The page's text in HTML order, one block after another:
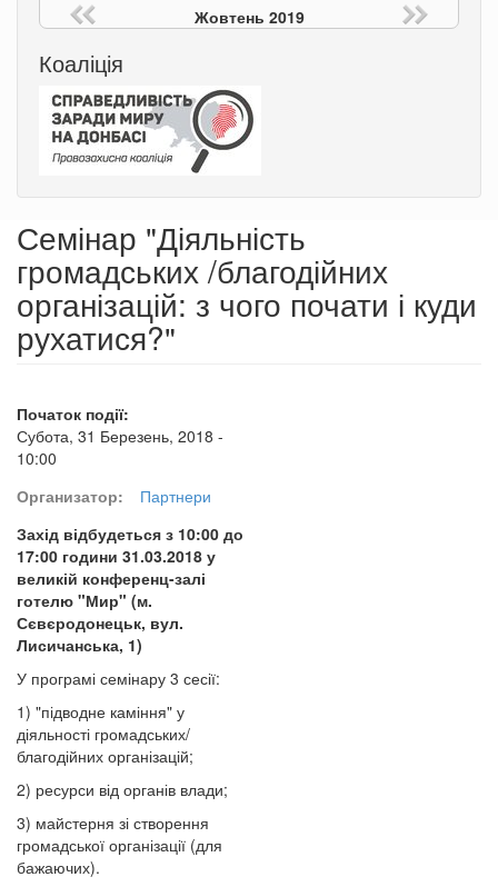
Жовтень 2019
Коаліція
Семінар "Діяльність
громадських /благодійних
організацій: з чого почати і куди
рухатися?"
Початок події:
Субота, 31 Березень, 2018 -
10:00
Организатор:
Партнери
Захід відбудеться з 10:00 до
17:00 години 31.03.2018 у
великій конференц-залі
готелю "Мир" (м.
Сєвєродонецьк, вул.
Лисичанська, 1)
У програмі семінару 3 сесії:
1) "підводне каміння" у
діяльності громадських/
благодійних організацій;
2) ресурси від органів влади;
3) майстерня зі створення
громадської організації (для
бажаючих).